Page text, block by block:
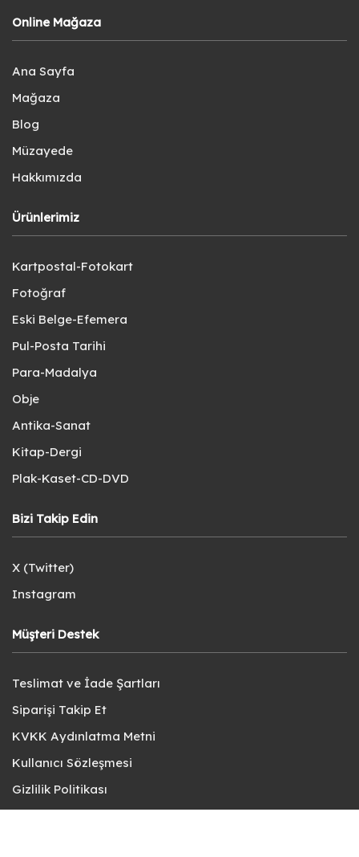
Online Mağaza
Ana Sayfa
Mağaza
Blog
Müzayede
Hakkımızda
Ürünlerimiz
Kartpostal-Fotokart
Fotoğraf
Eski Belge-Efemera
Pul-Posta Tarihi
Para-Madalya
Obje
Antika-Sanat
Kitap-Dergi
Plak-Kaset-CD-DVD
Bizi Takip Edin
X (Twitter)
Instagram
Müşteri Destek
Teslimat ve İade Şartları
Siparişi Takip Et
KVKK Aydınlatma Metni
Kullanıcı Sözleşmesi
Gizlilik Politikası